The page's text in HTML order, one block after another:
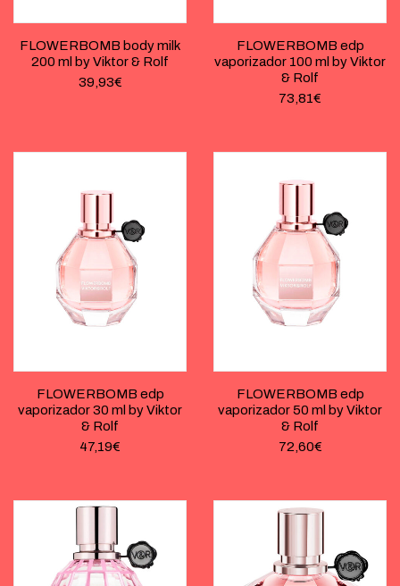
FLOWERBOMB body milk
200 ml by Viktor & Rolf
39,93€
FLOWERBOMB edp
vaporizador 100 ml by Viktor
& Rolf
73,81€
FLOWERBOMB edp
vaporizador 30 ml by Viktor
& Rolf
47,19€
FLOWERBOMB edp
vaporizador 50 ml by Viktor
& Rolf
72,60€